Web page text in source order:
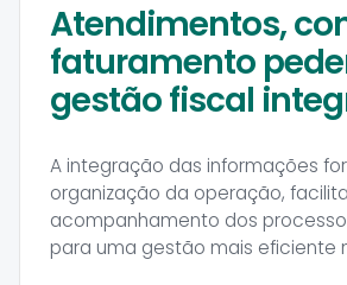
Atendimentos,
faturamento
gestão fiscal
A integração das informações
organização da operação,
acompanhamento dos
para uma gestão mais eficiente